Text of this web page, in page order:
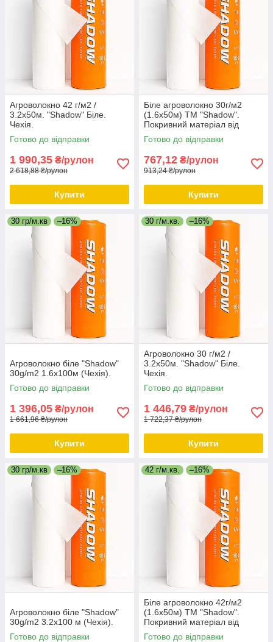
Агроволокно 42 г/м2 /
3.2х50м. "Shadow" Біле.
Чехія.
Готово до відправки
1 990,35 ₴/рулон
2 618,88 ₴/рулон
Купити
Біле агроволокно 30г/м2
(1.6х50м) ТМ "Shadow".
Покривний матеріал від
заморозків.
Готово до відправки
767,12 ₴/рулон
913,24 ₴/рулон
Купити
30 гр/м.кв –16%
Агроволокно біле "Shadow"
30g/m2 1.6х100м (Чехія).
Готово до відправки
1 396,05 ₴/рулон
1 661,96 ₴/рулон
Купити
30 г/м.кв. –16%
Агроволокно 30 г/м2 /
3.2х50м. "Shadow" Біле.
Чехія.
Готово до відправки
1 446,79 ₴/рулон
1 722,37 ₴/рулон
Купити
30 гр/м.кв –16%
Агроволокно біле "Shadow"
30g/m2 3.2х100 м (Чехія).
Готово до відправки
42 г/м.кв. –16%
Біле агроволокно 42г/м2
(1.6х50м) ТМ "Shadow".
Покривний матеріал від
заморозків.
Готово до відправки